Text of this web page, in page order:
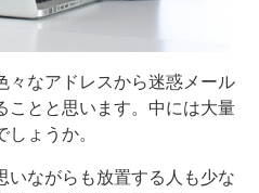
々なアドレスから迷惑メール
ことと思います。中には大量
ょうか。
ながらも放置する人も少な